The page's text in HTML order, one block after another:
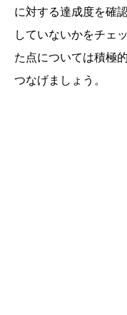
に対する達成度を確
していないかをチェ
た点については積極
つなげましょう。